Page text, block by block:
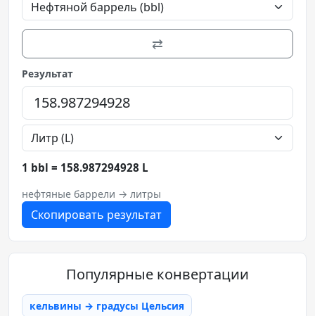
⇄
Результат
1 bbl = 158.987294928 L
нефтяные баррели → литры
Скопировать результат
Популярные конвертации
кельвины → градусы Цельсия